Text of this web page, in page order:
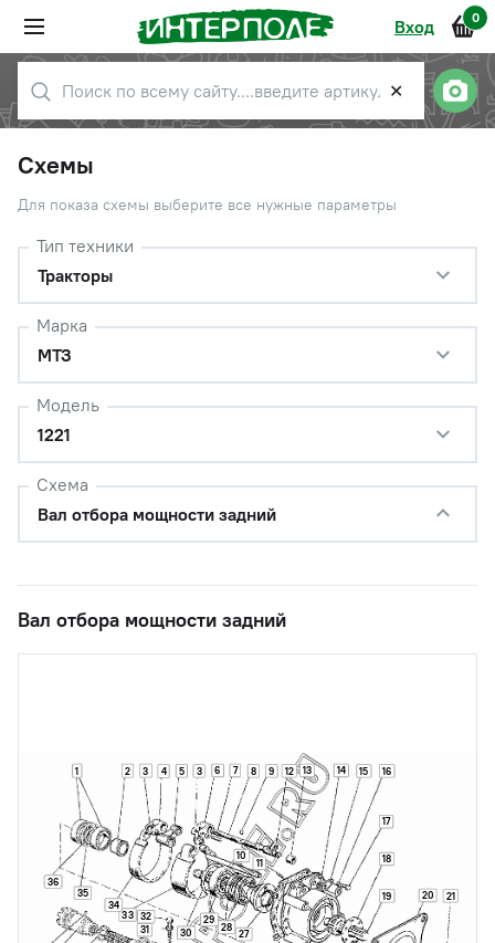
Вход 0
✕
Схемы
Для показа схемы выберите все нужные параметры
Тип техники
Тракторы
Марка
МТЗ
Модель
1221
Схема
Вал отбора мощности задний
Вал отбора мощности задний
1 2 3 3
4 5 6 7 8 9
10
11
12 13 14 15 16
17
18
19 20 21
27
28
29
30
31
32
33
34
35
36